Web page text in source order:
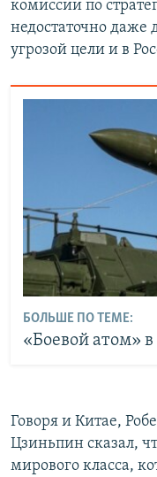
комиссии по
недостаточно даже
угрозой цели и в
БОЛЬШЕ ПО ТЕМЕ:
«Боевой атом»
Говоря и Китае,
Цзиньпин сказал,
мирового класса,